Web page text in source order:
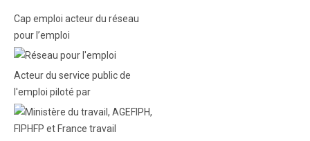
Cap emploi acteur du réseau
pour l’emploi
Acteur du service public de
l'emploi piloté par